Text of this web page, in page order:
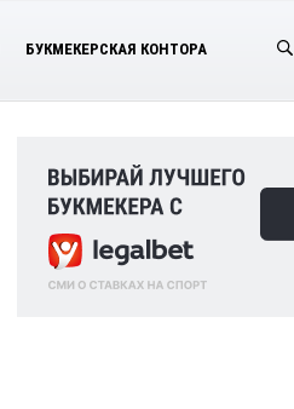
БУКМЕКЕРСКАЯ КОНТОРА